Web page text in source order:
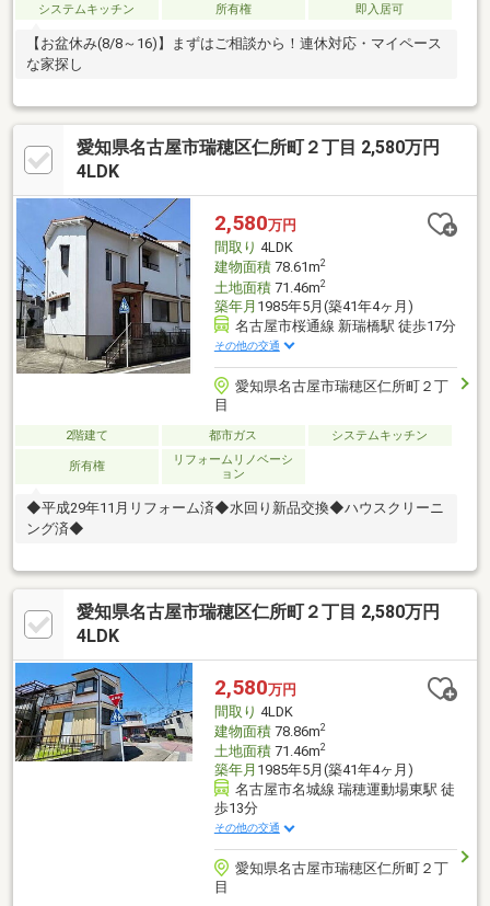
システムキッチン
所有権 即入居可
【お盆休み(8/8～16)】まずはご相談から！連休対応・マイペース
な家探し
愛知県名古屋市瑞穂区仁所町２丁目 2,580万円
4LDK
2,580万円
間取り 4LDK
建物面積78.61m2
土地面積71.46m2
築年月 1985年5月(築41年4ヶ月)
名古屋市桜通線 新瑞橋駅 徒歩17分
その他の交通
愛知県名古屋市瑞穂区仁所町２丁
目
2階建て 都市ガス システムキッチン
所有権
リフォームリノベーシ
ョン
◆平成29年11月リフォーム済◆水回り新品交換◆ハウスクリーニ
ング済◆
愛知県名古屋市瑞穂区仁所町２丁目 2,580万円
4LDK
2,580万円
間取り 4LDK
建物面積78.86m2
土地面積71.46m2
築年月 1985年5月(築41年4ヶ月)
名古屋市名城線 瑞穂運動場東駅 徒
歩13分
その他の交通
愛知県名古屋市瑞穂区仁所町２丁
目